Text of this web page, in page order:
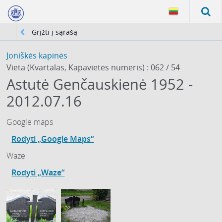
Grįžti į sąrašą
Joniškės kapinės
Vieta (Kvartalas, Kapavietės numeris) : 062 / 54
Astutė Genčauskienė 1952 -
2012.07.16
Google maps
Rodyti „Google Maps“
Waze
Rodyti „Waze“